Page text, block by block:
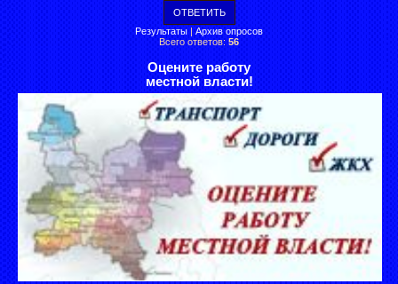
Результаты | Архив опросов
Всего ответов: 56
Оцените работу
местной власти!